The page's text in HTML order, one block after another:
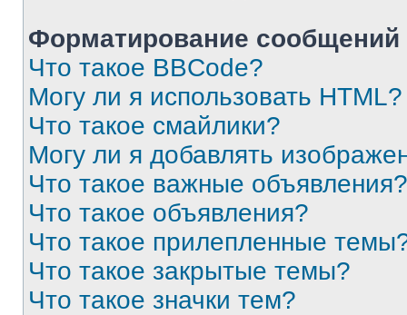
Форматирование
Что такое BBCode?
Могу ли я использовать HTML?
Что такое смайлики?
Могу ли я добавлять
Что такое важные объявления?
Что такое объявления?
Что такое прилепленные
Что такое закрытые темы?
Что такое значки тем?